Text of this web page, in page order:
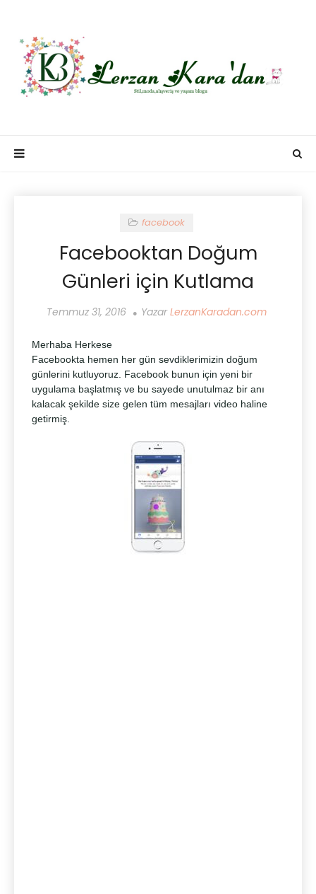
facebook
Facebooktan Doğum
Günleri için Kutlama
Temmuz 31, 2016 Yazar LerzanKaradan.com
Merhaba Herkese
Facebookta hemen her gün sevdiklerimizin doğum
günlerini kutluyoruz. Facebook bunun için yeni bir
uygulama başlatmış ve bu sayede unutulmaz bir anı
kalacak şekilde size gelen tüm mesajları video haline
getirmiş.